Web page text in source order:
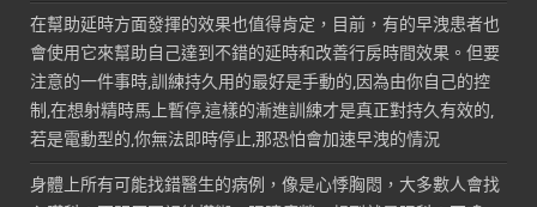
在幫助延時方面發揮的效果也值得肯定，目前，有的早洩患者也
會使用它來幫助自己達到不錯的延時和改善行房時間效果。但要
注意的一件事時,訓練持久用的最好是手動的,因為由你自己的控
制,在想射精時馬上暫停,這樣的漸進訓練才是真正對持久有效的,
若是電動型的,你無法即時停止,那恐怕會加速早洩的情況
身體上所有可能找錯醫生的病例，像是心悸胸悶，大多數人會找